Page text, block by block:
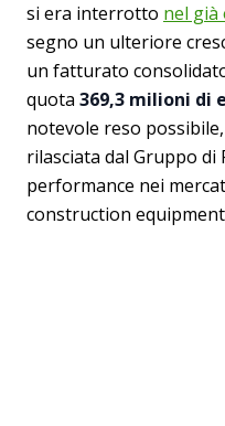
si era interrotto nel già
segno un ulteriore
un fatturato
quota 369,3 milioni di
notevole reso
rilasciata dal Gruppo di
performance nei
construction